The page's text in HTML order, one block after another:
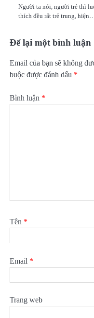
Người ta nói, người trẻ thì
thích đều rất trẻ trung,
Để lại một bình luận
Email của bạn sẽ không
buộc được đánh dấu *
Bình luận *
Tên *
Email *
Trang web